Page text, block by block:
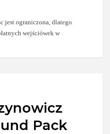
jest ograniczona, dlatego
wejściówek w
Pack